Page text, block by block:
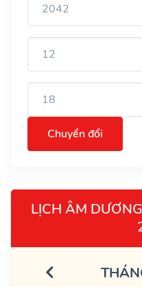
Chuyển đổi
LỊCH ÂM